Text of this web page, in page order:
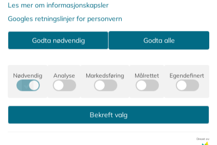
☀️ Perfekt til sommerfest og tropisk tema
🎈 Kan fylles med luft eller helium
✨ Selvlukkende ballong
🔗 Praktiske opphengspunkter for enkel dekorering
En glad liten detalj som gir skikkelig sommerfølelse 💕
Kommentarer
Les mer om informasjonskapsler
Googles retningslinjer for personvern
Godta nødvendig Godta alle
Nødvendig Analyse Markedsføring Målrettet Egendefinert
Bekreft valg
Drevet av